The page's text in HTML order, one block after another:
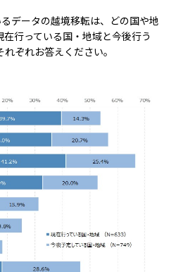
データの越境移転は、どの国や地
行っている国・地域と今後行う
ぞれお答えください。